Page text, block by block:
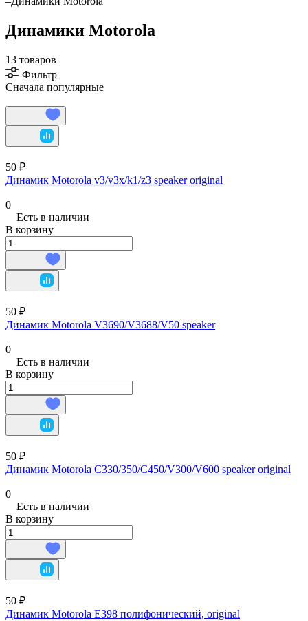
Динамики Motorola
13 товаров
Фильтр
Сначала популярные
50 ₽
Динамик Motorola v3/v3x/k1/z3 speaker original
0
Есть в наличии
В корзину
50 ₽
Динамик Motorola V3690/V3688/V50 speaker
0
Есть в наличии
В корзину
50 ₽
Динамик Motorola C330/350/C450/V300/V600 speaker original
0
Есть в наличии
В корзину
50 ₽
Динамик Motorola E398 полифонический, original